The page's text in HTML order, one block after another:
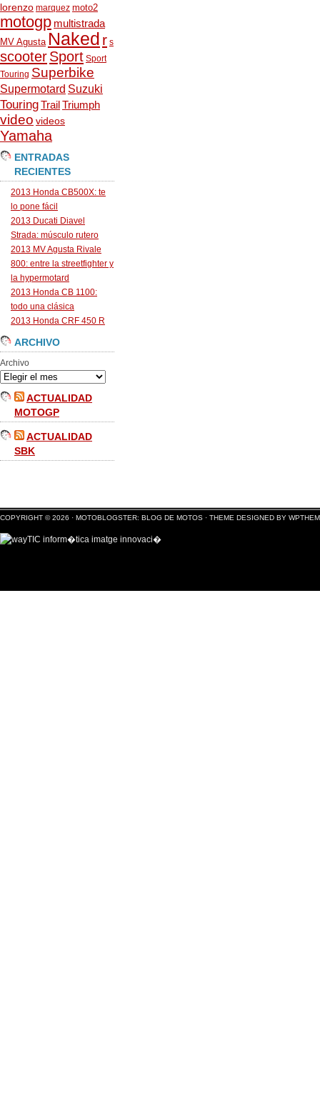
lorenzo marquez moto2
motogp multistrada
MV Agusta Naked r s
scooterSport Sport
Touring Superbike
Supermotard Suzuki
TouringTrailTriumph
video videos
Yamaha
ENTRADAS
RECIENTES
2013 Honda CB500X: te
lo pone fácil
2013 Ducati Diavel
Strada: músculo rutero
2013 MV Agusta Rivale
800: entre la streetfighter y
la hypermotard
2013 Honda CB 1100:
todo una clásica
2013 Honda CRF 450 R
ARCHIVO
Archivo
ACTUALIDAD
MOTOGP
ACTUALIDAD
SBK
COPYRIGHT © 2026 · MOTOBLOGSTER: BLOG DE MOTOS · THEME DESIGNED BY